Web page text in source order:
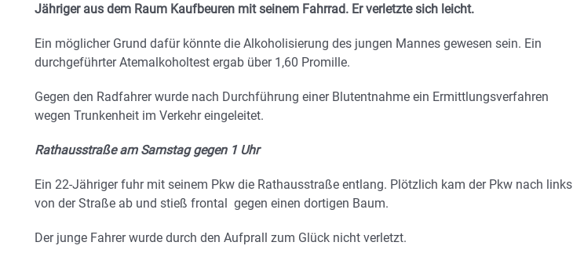
Jähriger aus dem Raum Kaufbeuren mit seinem Fahrrad. Er verletzte sich leicht.
Ein möglicher Grund dafür könnte die Alkoholisierung des jungen Mannes gewesen sein. Ein
durchgeführter Atemalkoholtest ergab über 1,60 Promille.
Gegen den Radfahrer wurde nach Durchführung einer Blutentnahme ein Ermittlungsverfahren
wegen Trunkenheit im Verkehr eingeleitet.
Rathausstraße am Samstag gegen 1 Uhr
Ein 22-Jähriger fuhr mit seinem Pkw die Rathausstraße entlang. Plötzlich kam der Pkw nach links
von der Straße ab und stieß frontal gegen einen dortigen Baum.
Der junge Fahrer wurde durch den Aufprall zum Glück nicht verletzt.